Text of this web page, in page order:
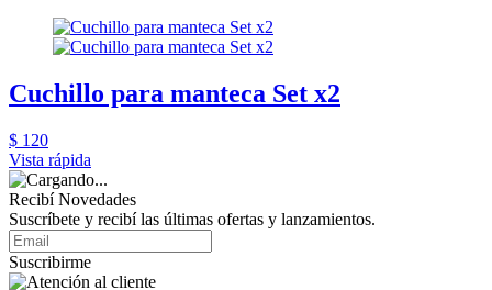
Cuchillo para manteca Set x2
$ 120
Vista rápida
Recibí Novedades
Suscríbete y recibí las últimas ofertas y lanzamientos.
Suscribirme